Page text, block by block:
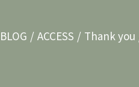
BLOG ACCESS Thank you